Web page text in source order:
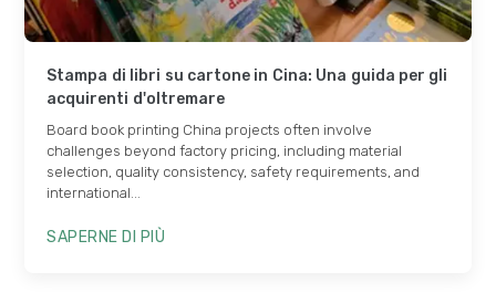
Stampa di libri su cartone in Cina: Una guida per gli
acquirenti d'oltremare
Board book printing China projects often involve
challenges beyond factory pricing, including material
selection, quality consistency, safety requirements,and
international...
SAPERNE DI PIÙ